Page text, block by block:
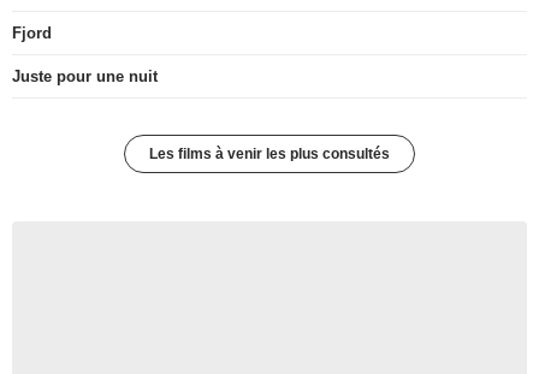
Fjord
Juste pour une nuit
Les films à venir les plus consultés